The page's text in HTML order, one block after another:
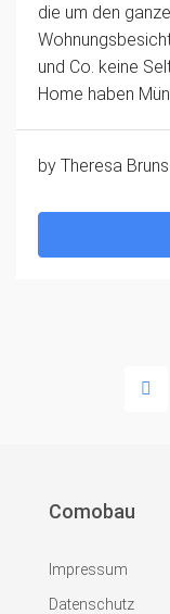
die um den
und Co. keine
Home haben
by Theresa Bruns
Comobau
Impressum
Datenschutz